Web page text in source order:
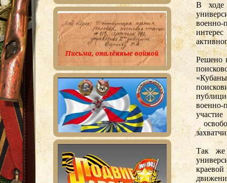
В ходе
Решено
военно-
Так же
краевой